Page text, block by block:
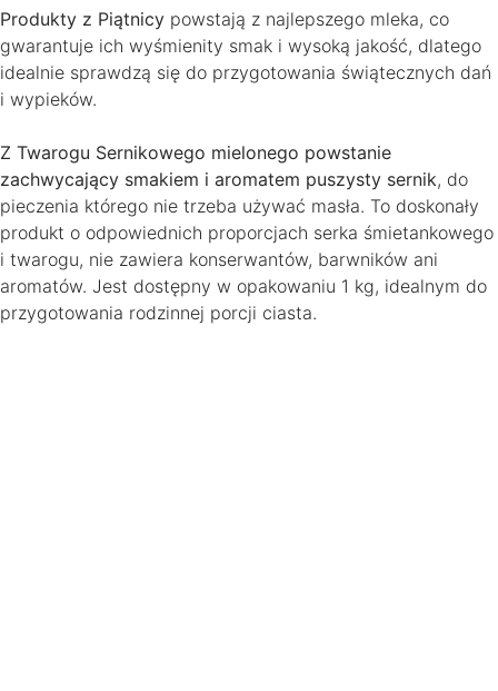
Produkty z Piątnicy powstają z najlepszego mleka, co
gwarantuje ich wyśmienity smak i wysoką jakość, dlatego
idealnie sprawdzą się do przygotowania świątecznych dań
i wypieków.
Z Twarogu Sernikowego mielonego powstanie
zachwycający smakiem i aromatem puszysty sernik, do
pieczenia którego nie trzeba używać masła. To doskonały
produkt o odpowiednich proporcjach serka śmietankowego
i twarogu, nie zawiera konserwantów, barwników ani
aromatów. Jest dostępny w opakowaniu 1 kg, idealnym do
przygotowania rodzinnej porcji ciasta.